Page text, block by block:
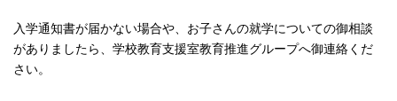
入学通知書が届かない場合や、お子さんの就学についての御相談
がありましたら、学校教育支援室教育推進グループへ御連絡くだ
さい。